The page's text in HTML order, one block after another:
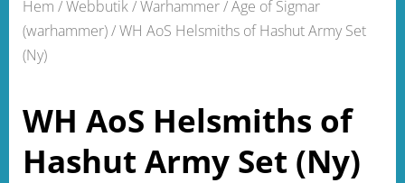
Hem /Webbutik/Warhammer/Age of Sigmar
(warhammer)/ WH AoS Helsmiths of Hashut Army Set
(Ny)
WH AoS Helsmiths of
Hashut Army Set (Ny)